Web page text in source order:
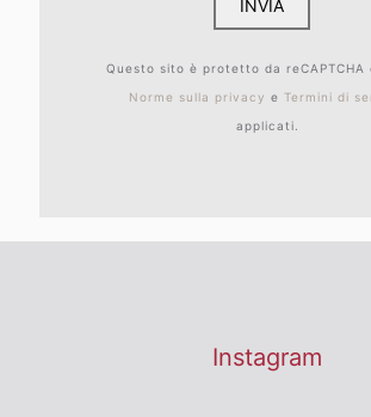
Questo sito è protetto da reCAPTCHA
Norme sulla privacy e Termini di
applicati.
Instagram